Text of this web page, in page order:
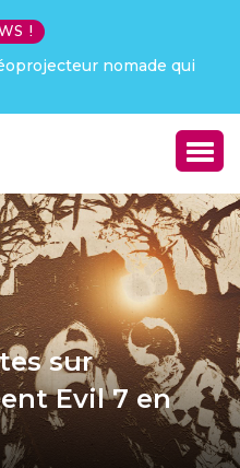
!
été choqué !
sur
Evil 7 en